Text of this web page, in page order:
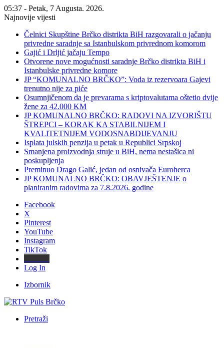
05:37 - Petak, 7 Augusta. 2026.
Najnovije vijesti
Čelnici Skupštine Brčko distrikta BiH razgovarali o jačanju
privredne saradnje sa Istanbulskom privrednom komorom
Gajić i Drljić jačaju Tempo
Otvorene nove mogućnosti saradnje Brčko distrikta BiH i
Istanbulske privredne komore
JP “KOMUNALNO BRČKO”: Voda iz rezervoara Gajevi
trenutno nije za piće
Osumnjičenom da je prevarama s kriptovalutama oštetio dvije
žene za 42.000 KM
JP KOMUNALNO BRČKO: RADOVI NA IZVORIŠTU
ŠTREPCI – KORAK KA STABILNIJEM I
KVALITETNIJEM VODOSNABDIJEVANJU
Isplata julskih penzija u petak u Republici Srpskoj
Smanjena proizvodnja struje u BiH, nema nestašica ni
poskupljenja
Preminuo Drago Galić, jedan od osnivača Euroherca
JP KOMUNALNO BRČKO: OBAVJEŠTENJE o
planiranim radovima za 7.8.2026. godine
Facebook
X
Pinterest
YouTube
Instagram
TikTok
Log In
Izbornik
Pretraži